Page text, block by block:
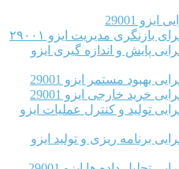
29001
بازنگری مدیریت ایزو ۲۹۰۰۱
پایش و اندازه گیری ایزو
بهبود مستمر ایزو 29001
خرید خارجی ایزو 29001
تولید و کنترل عملیات ایزو
برنامه ریزی و تولید ایزو